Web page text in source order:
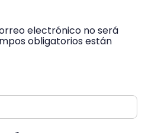
electrónico no será
obligatorios están